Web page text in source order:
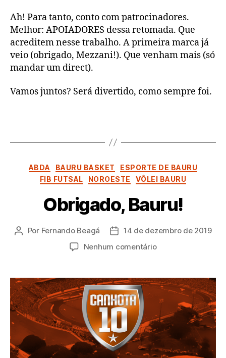
Ah! Para tanto, conto com patrocinadores.
Melhor: APOIADORES dessa retomada. Que
acreditem nesse trabalho. A primeira marca já
veio (obrigado, Mezzani!). Que venham mais (só
mandar um direct).
Vamos juntos? Será divertido, como sempre foi.
Categorias
ABDA BAURU BASKET
ESPORTE DE BAURU
FIB FUTSAL
NOROESTE VÔLEI BAURU
Obrigado, Bauru!
Autor
Por Fernando Beagá
Data14 de dezembro de 2019
Nenhum comentárioem